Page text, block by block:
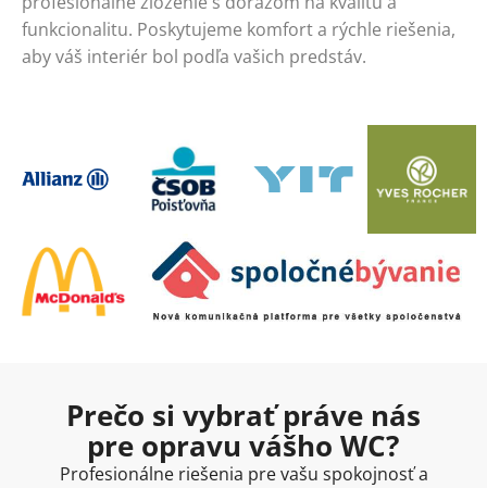
funkcionalitu. Poskytujeme komfort a rýchle riešenia,
aby váš interiér bol podľa vašich predstáv.
Prečo si vybrať práve nás
pre opravu vášho WC?
Profesionálne riešenia pre vašu spokojnosť a